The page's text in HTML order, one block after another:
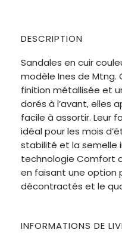
DESCRIPTION
Sandales en cuir
modèle Ines de Mtng.
finition métallisée et
dorés à l’avant, elles
facile à assortir. Leur
idéal pour les mois
stabilité et la semelle
technologie Comfort
en faisant une option
décontractés et le
INFORMATIONS DE